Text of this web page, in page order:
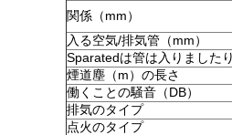
関係（mm）
入る空気/排気管（mm）
Sparatedは管は入りました
煙道塵（m）の長さ
働くことの騒音（DB）
排気のタイプ
点火のタイプ